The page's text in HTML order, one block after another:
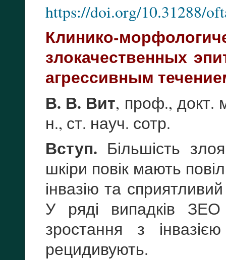
https://doi.org/10.31288/
Клинико-
злокачественных
агрессивным
В. В. Вит, проф., докт.
н., ст. науч. сотр.
Вступ. Більшість
шкіри повік мають
інвазію та
У ряді випадків ЗЕО
зростання з
рецидивують.